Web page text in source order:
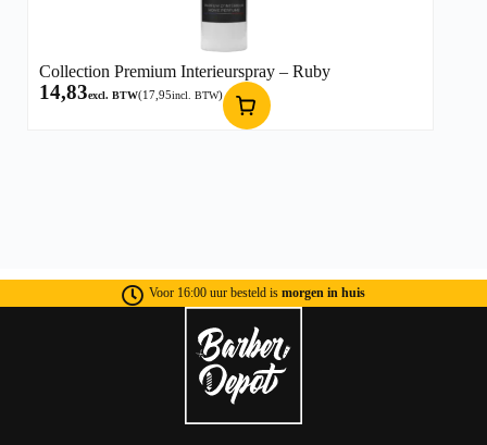
Collection Premium Interieurspray – Ruby
14,83excl. BTW(17,95incl. BTW)
Voor 16:00 uur besteld is morgen in huis